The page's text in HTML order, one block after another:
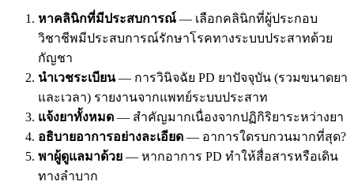
หาคลินิกที่มีประสบการณ์ — เลือกคลินิกที่ผู้ประกอบ
วิชาชีพมีประสบการณ์รักษาโรคทางระบบประสาทด้วย
กัญชา
นำเวชระเบียน— การวินิจฉัย PD ยาปัจจุบัน (รวมขนาดยา
และเวลา) รายงานจากแพทย์ระบบประสาท
แจ้งยาทั้งหมด — สำคัญมากเนื่องจากปฏิกิริยาระหว่างยา
อธิบายอาการอย่างละเอียด — อาการใดรบกวนมากที่สุด?
พาผู้ดูแลมาด้วย — หากอาการ PD ทำให้สื่อสารหรือเดิน
ทางลำบาก